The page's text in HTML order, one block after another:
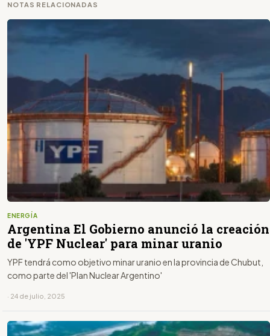
NOTAS RELACIONADAS
ENERGÍA
Argentina El Gobierno anunció la creación
de 'YPF Nuclear' para minar uranio
YPF tendrá como objetivo minar uranio en la provincia de Chubut,
como parte del 'Plan Nuclear Argentino'
· 24 de julio, 2025